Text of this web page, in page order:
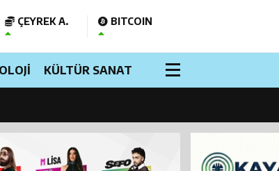
ÇEYREK A. BITCOIN
KÜLTÜR SANAT